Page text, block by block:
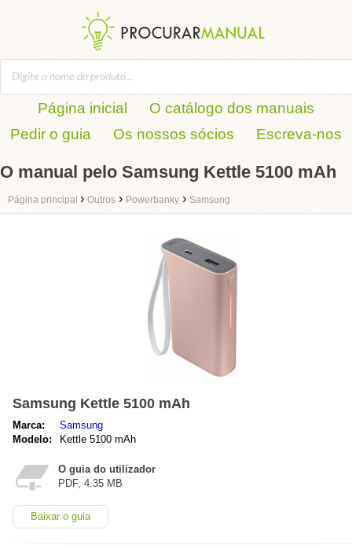
Página inicial
O catálogo dos manuais
Pedir o guia
Os nossos sócios Escreva-nos
O manual pelo Samsung Kettle 5100 mAh
Página principal › Outros › Powerbanky › Samsung
Samsung Kettle 5100 mAh
Marca:
Samsung
Modelo:
Kettle 5100 mAh
O guia do utilizador
PDF, 4.35 MB
Baixar o guia